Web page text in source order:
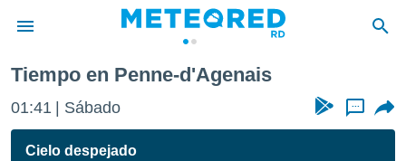
de
ha sido
Tiempo en Penne-d'Agenais
01:41 Sábado ...
Cielo despejado